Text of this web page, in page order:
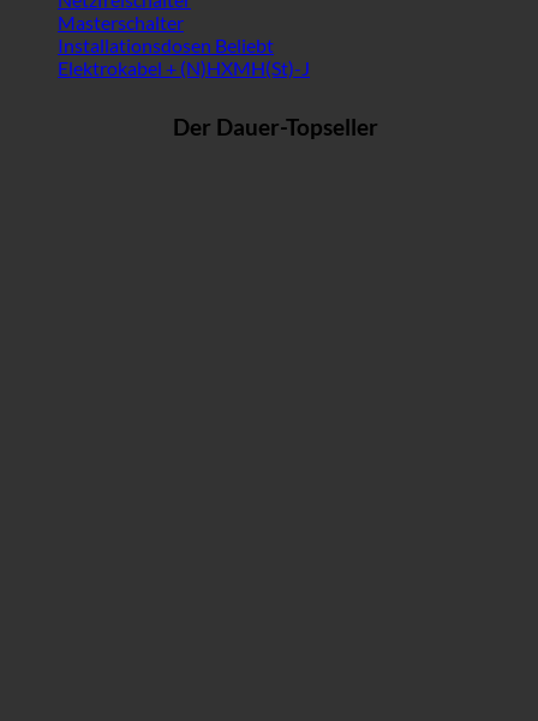
Masterschalter
Installationsdosen
Elektrokabel + (N)HXMH(St)-J
Der Dauer-Topseller